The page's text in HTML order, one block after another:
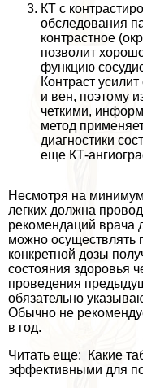
КТ с
обследования
контрастное
позволит
функцию
Контраст
и вен, поэтому
четкими,
метод
диагностики
еще КТ-
Несмотря на
легких должна
рекомендаций врача
можно осуществлять
конкретной дозы
состояния здоровья
проведения
обязательно
Обычно не
в год.
Читать еще: Какие
эффективными для